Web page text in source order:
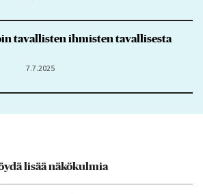
tavallisten ihmisten tavallisesta
7.7.2025
lisää näkökulmia